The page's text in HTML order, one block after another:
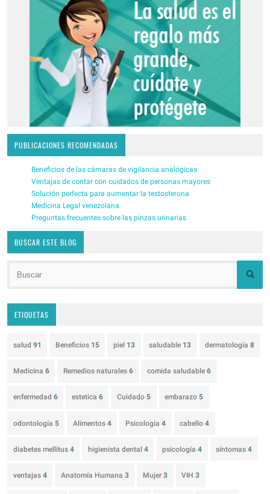
PUBLICACIONES RECOMENDADAS
Beneficios de las cámaras de vigilancia analógicas
Ventajas de contar con cuidados de personas mayores
Solución perfecta para aumentar la testosterona
Medicina Legal venezolana
Preguntas frecuentes sobre las pinzas urinarias
BUSCAR ESTE BLOG
ETIQUETAS
salud 91 Beneficios 15 piel 13 saludable 13 dermatología8
Medicina 6 Remedios naturales 6 comida saludable 6
enfermedad 6 estetica 6 Cuidado 5 embarazo 5
odontología 5 Alimentos 4 Psicologia 4 cabello4
diabetes mellitus 4 higienista dental 4 psicología 4 síntomas4
ventajas 4 Anatomía Humana 3 Mujer 3 VIH3